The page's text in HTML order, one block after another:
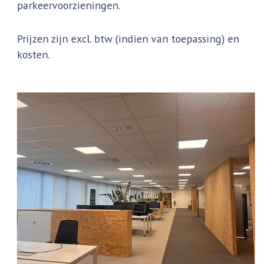
parkeervoorzieningen.
Prijzen zijn excl. btw (indien van toepassing) en
kosten.